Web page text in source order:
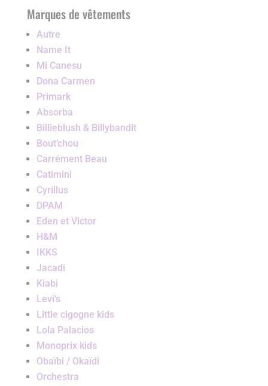
Marques de vêtements
Autre
Name It
Mi Canesu
Dona Carmen
Primark
Absorba
Billieblush & Billybandit
Bout’chou
Carrément Beau
Catimini
Cyrillus
DPAM
Eden et Victor
H&M
IKKS
Jacadi
Kiabi
Levi’s
Little cigogne kids
Lola Palacios
Monoprix kids
Obaïbi / Okaïdi
Orchestra